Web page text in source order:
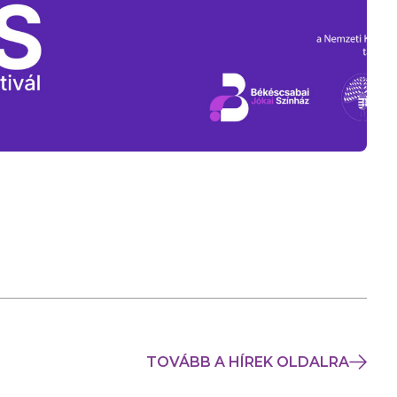
TOVÁBB A HÍREK OLDALRA